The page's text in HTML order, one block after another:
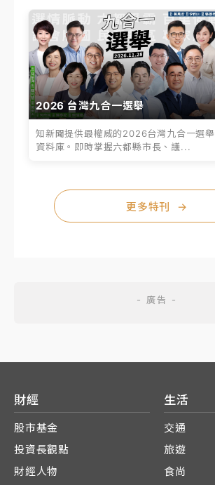
2026 台灣九合一選舉
知新聞提供最權威的2026台灣九合一選舉
資料庫。即時掌握六都縣市長、議...
更多特刊 →
財經
股市基金
投資長觀點
財經人物
生活
交通
旅遊
食尚